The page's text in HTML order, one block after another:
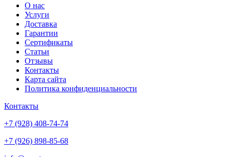
О нас
Услуги
Доставка
Гарантии
Сертификаты
Статьи
Отзывы
Контакты
Карта сайта
Политика конфиденциальности
Контакты
+7 (928) 408-74-74
+7 (926) 898-85-68